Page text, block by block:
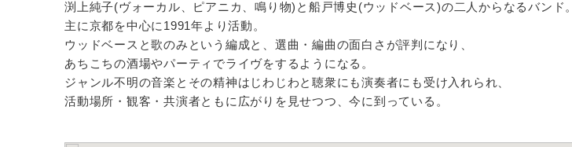
渕上純子(ヴォーカル、ピアニカ、鳴り物)と船戸博史(ウッドベース)の二人からなるバンド。
主に京都を中心に1991年より活動。
ウッドベースと歌のみという編成と、選曲・編曲の面白さが評判になり、
あちこちの酒場やパーティでライヴをするようになる。
ジャンル不明の音楽とその精神はじわじわと聴衆にも演奏者にも受け入れられ、
活動場所・観客・共演者ともに広がりを見せつつ、今に到っている。